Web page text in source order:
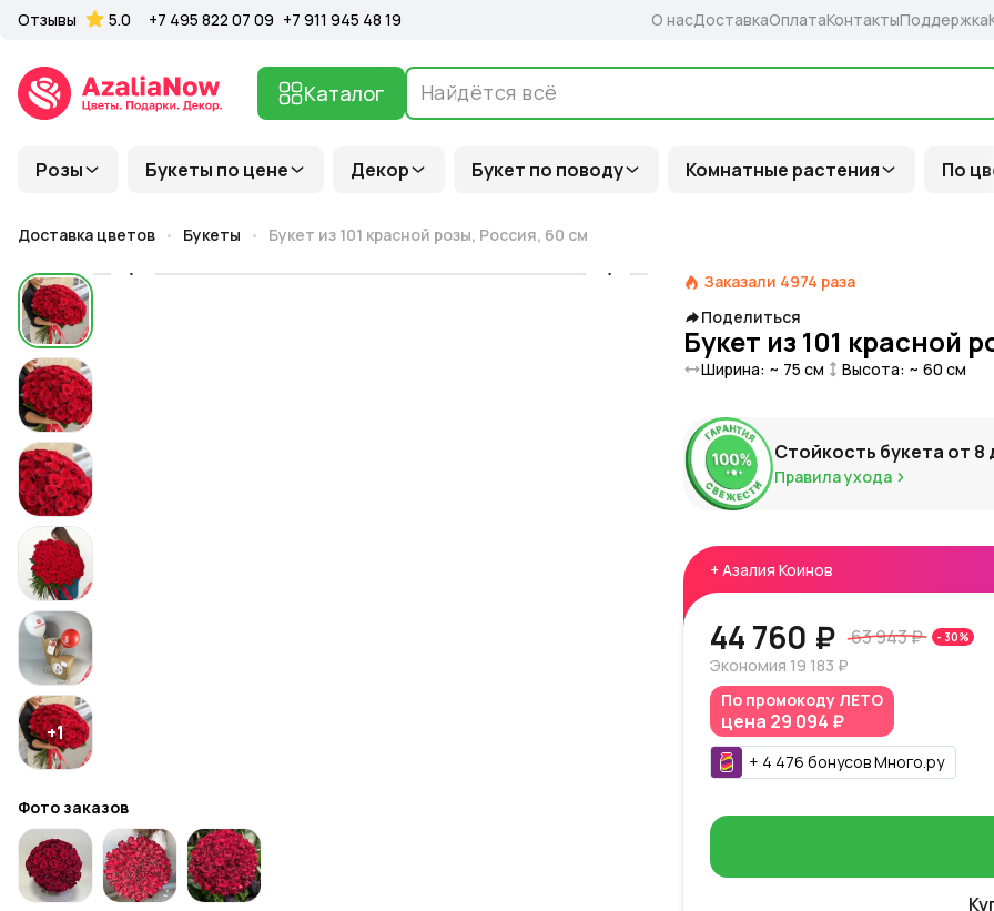
Розы Букеты по цене Декор Букет по поводу Комнатные растения По
Каталог
Отзывы 5.0 +7 495 822 07 09 +7 911 945 48 19 О насДоставкаОплатаКонтактыПоддержка
Доставка цветов Букеты Букет из 101 красной розы, Россия, 60 см
+1
Фото заказов
Заказали 4974 раза
Поделиться
Букет из 101 красной
Ширина: ~ 75 см Высота: ~ 60 см
Стойкость букета от 8
Правила ухода
+ Азалия Коинов
44 760 ₽ 63 943 ₽ - 30%
Экономия 19 183 ₽
По промокоду ЛЕТО
цена 29 094 ₽
+ 4 476 бонусовМного.ру